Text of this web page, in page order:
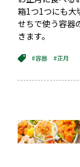
箱1つ1つにも大
せちで使う容器
きます。
#容器 #正月